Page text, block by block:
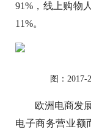
91%，线上购物
11%。
图：
欧洲电商发展
电子商务营业额